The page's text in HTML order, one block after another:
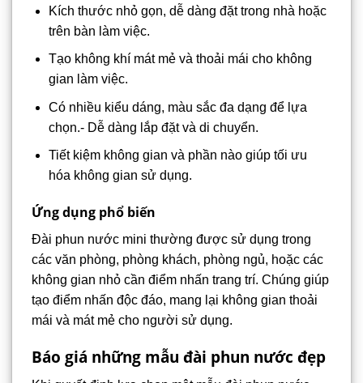
Kích thước nhỏ gọn, dễ dàng đặt trong nhà hoặc
trên bàn làm việc.
Tạo không khí mát mẻ và thoải mái cho không
gian làm việc.
Có nhiều kiểu dáng, màu sắc đa dạng để lựa
chọn.- Dễ dàng lắp đặt và di chuyển.
Tiết kiệm không gian và phần nào giúp tối ưu
hóa không gian sử dụng.
Ứng dụng phổ biến
Đài phun nước mini thường được sử dụng trong
các văn phòng, phòng khách, phòng ngủ, hoặc các
không gian nhỏ cần điểm nhấn trang trí. Chúng giúp
tạo điểm nhấn độc đáo, mang lại không gian thoải
mái và mát mẻ cho người sử dụng.
Báo giá những mẫu đài phun nước đẹp